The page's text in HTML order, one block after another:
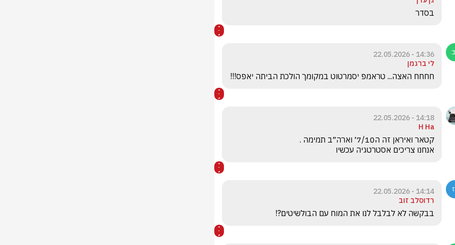
בסדר
14:36 - 22.05.2026
לי ברגמן
חחחח האצה... טראמפ יסמרטוט במקומך הולכת הביתה יאפס!!!
14:18 - 22.05.2026
H Ha
אנחנו צריכים אסטרטגיה עכשיו
14:14 - 22.05.2026
רדוסלב זוב
בבקשה לא לבלבל לנו את המוח עם הבולשיטים?!